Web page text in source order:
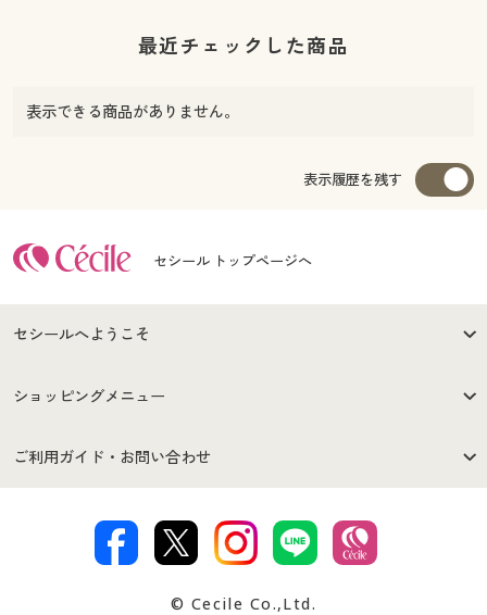
最近チェックした商品
表示できる商品がありません。
表示履歴を残す
セシール トップページへ
セシールへようこそ
はじめての方へ
セシールご利用規約
著作権・商標について 会社案内
ショッピングメニュー
商品カテゴリ
ご利用ガイド・お問い合わせ
交換・返品は お支払は
© Cecile Co.,Ltd.